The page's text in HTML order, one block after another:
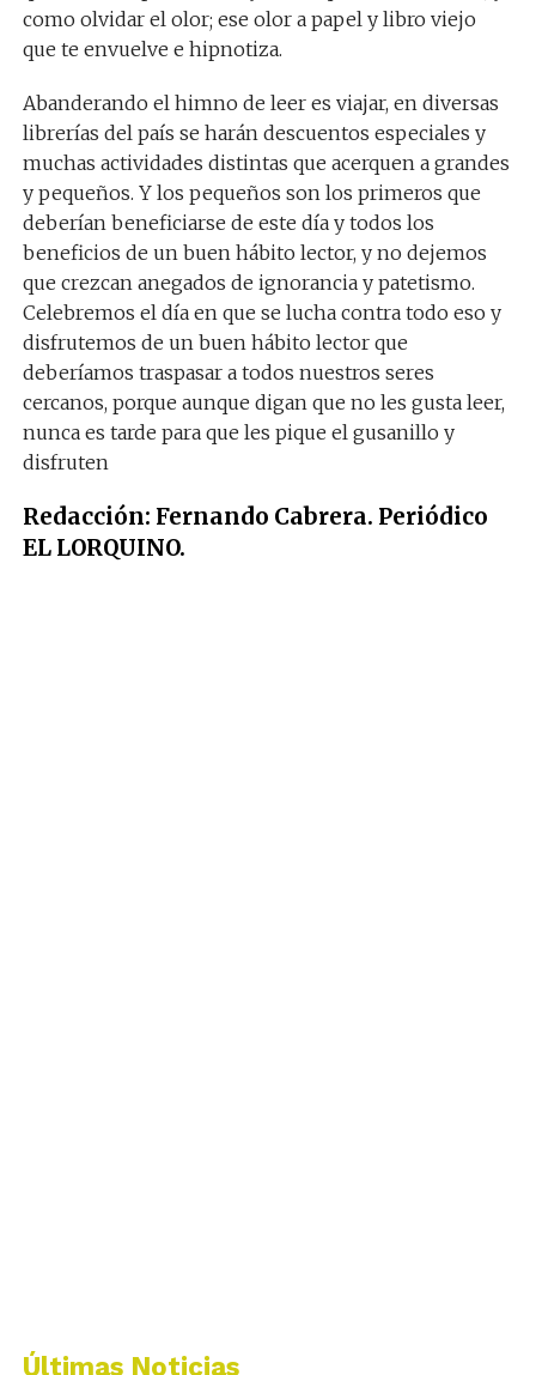
como olvidar el olor; ese olor a papel y libro viejo
que te envuelve e hipnotiza.
Abanderando el himno de leer es viajar, en diversas
librerías del país se harán descuentos especiales y
muchas actividades distintas que acerquen a grandes
y pequeños. Y los pequeños son los primeros que
deberían beneficiarse de este día y todos los
beneficios de un buen hábito lector, y no dejemos
que crezcan anegados de ignorancia y patetismo.
Celebremos el día en que se lucha contra todo eso y
disfrutemos de un buen hábito lector que
deberíamos traspasar a todos nuestros seres
cercanos, porque aunque digan que no les gusta leer,
nunca es tarde para que les pique el gusanillo y
disfruten
Redacción: Fernando Cabrera. Periódico
EL LORQUINO.
Últimas Noticias